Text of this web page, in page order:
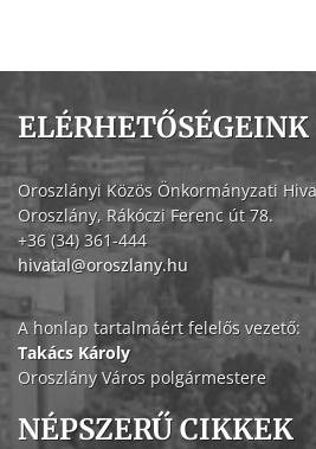
ELÉRHETŐSÉGEINK
Oroszlányi Közös Önkormányzati
Oroszlány, Rákóczi Ferenc út 78.
+36 (34) 361-444
hivatal@oroszlany.hu
A honlap tartalmáért felelős vezető:
Takács Károly
Oroszlány Város polgármestere
NÉPSZERŰ CIKKEK